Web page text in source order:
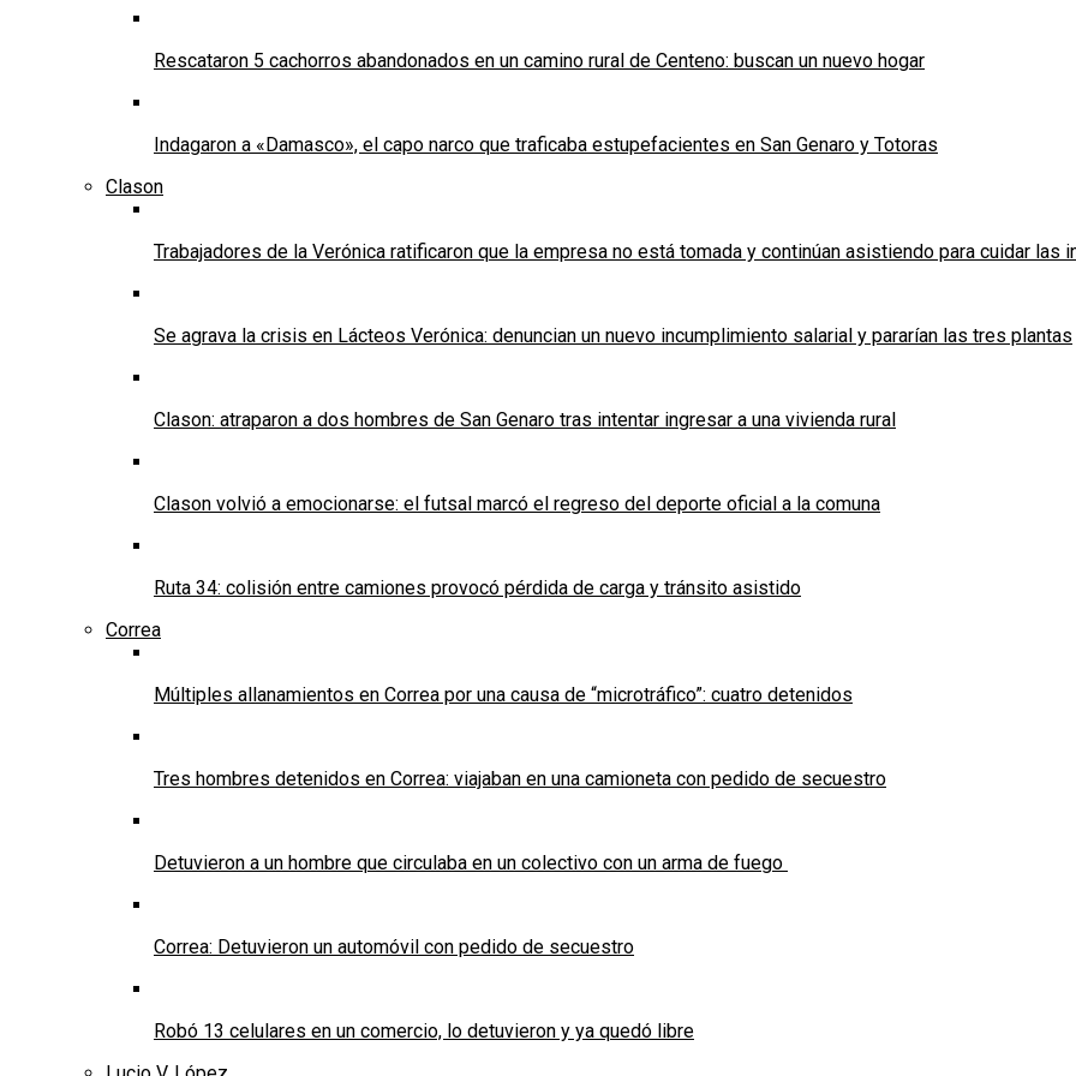
Rescataron 5 cachorros abandonados en un camino rural de Centeno: buscan un nuevo hogar
Indagaron a «Damasco», el capo narco que traficaba estupefacientes en San Genaro y Totoras
Clason
Trabajadores de la Verónica ratificaron que la empresa no está tomada y continúan asistiendo para cuidar las
Se agrava la crisis en Lácteos Verónica: denuncian un nuevo incumplimiento salarial y pararían las tres plantas
Clason: atraparon a dos hombres de San Genaro tras intentar ingresar a una vivienda rural
Clason volvió a emocionarse: el futsal marcó el regreso del deporte oficial a la comuna
Ruta 34: colisión entre camiones provocó pérdida de carga y tránsito asistido
Correa
Múltiples allanamientos en Correa por una causa de “microtráfico”: cuatro detenidos
Tres hombres detenidos en Correa: viajaban en una camioneta con pedido de secuestro
Detuvieron a un hombre que circulaba en un colectivo con un arma de fuego
Correa: Detuvieron un automóvil con pedido de secuestro
Robó 13 celulares en un comercio, lo detuvieron y ya quedó libre